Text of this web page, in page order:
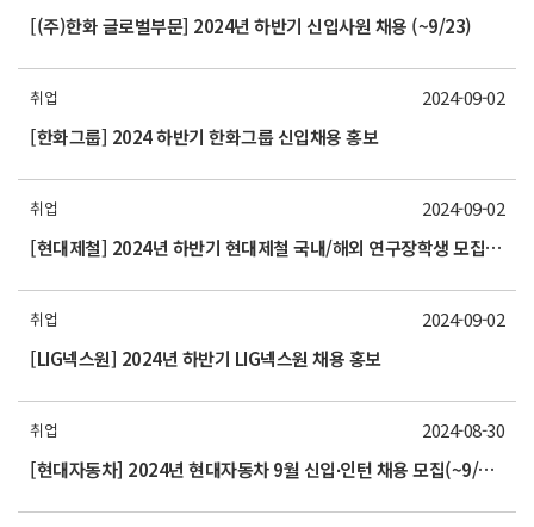
[(주)한화 글로벌부문] 2024년 하반기 신입사원 채용 (~9/23)
취업
[한화그룹] 2024 하반기 한화그룹 신입채용 홍보
2024-09-02
취업
[현대제철] 2024년 하반기 현대제철 국내/해외 연구장학생 모집 (~9/19(목) 23:59까지)
2024-09-02
취업
[LIG넥스원] 2024년 하반기 LIG넥스원 채용 홍보
2024-09-02
취업
[현대자동차] 2024년 현대자동차 9월 신입∙인턴 채용 모집(~9/14(토)까지) / Hyundai job Fair 2024 사전 신청 (~9/2(월)까지)
2024-08-30